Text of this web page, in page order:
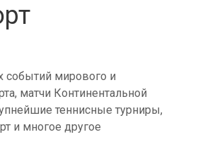
событий мирового и
матчи Континентальной
теннисные турниры,
и многое другое